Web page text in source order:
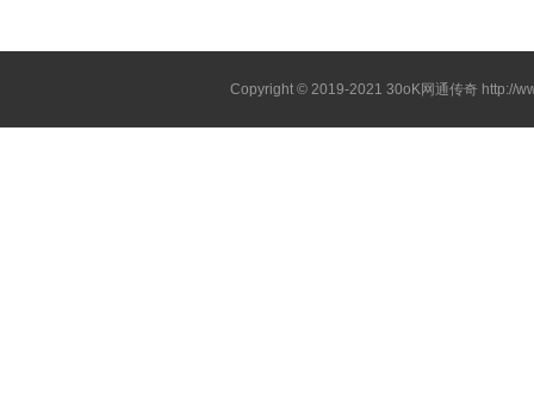
Copyright © 2019-202130oK网通传奇 http://